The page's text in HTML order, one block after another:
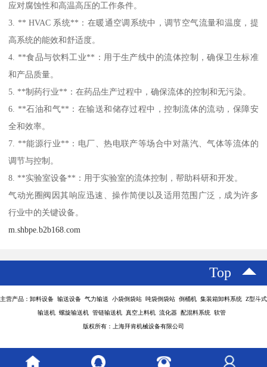
应对腐蚀性和高温高压的工作条件。
3. ** HVAC 系统**：在暖通空调系统中，调节空气流量和温度，提
高系统的能效和舒适度。
4. **食品与饮料工业**：用于生产线中的流体控制，确保卫生标准
和产品质量。
5. **制药行业**：在药品生产过程中，确保流体的控制和无污染。
6. **石油和气**：在输送和储存过程中，控制流体的流动，保障安
全和效率。
7. **能源行业**：电厂、热电联产等场合中对蒸汽、气体等流体的
调节与控制。
8. **实验室设备**：用于实验室的流体控制，帮助科研和开发。
气动光圈阀因其响应迅速、操作简便以及适用范围广泛，成为许多
行业中的关键设备。
m.shbpe.b2b168.com
Top
主营产品：卸料设备 输送设备 气力输送 小袋倒袋站 吨袋倒袋站 倒桶机 集装箱卸料系统 Z型斗式
输送机 螺旋输送机 管链输送机 真空上料机 流化器 配混料系统 软管
版权所有：上海拜肯机械设备有限公司